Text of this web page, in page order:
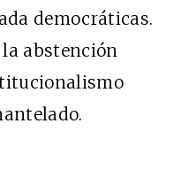
democráticas.
la abstención